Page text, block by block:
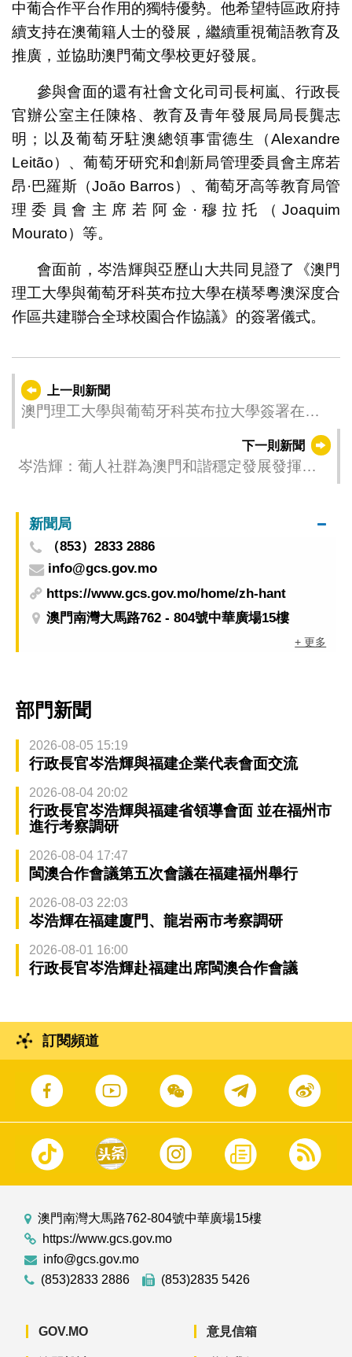
中葡合作平台作用的獨特優勢。他希望特區政府持
續支持在澳葡籍人士的發展，繼續重視葡語教育及
推廣，並協助澳門葡文學校更好發展。
參與會面的還有社會文化司司長柯嵐、行政長
官辦公室主任陳格、教育及青年發展局局長龔志
明；以及葡萄牙駐澳總領事雷德生（Alexandre
Leitão）、葡萄牙研究和創新局管理委員會主席若
昂·巴羅斯（João Barros）、葡萄牙高等教育局管
理委員會主席若阿金·穆拉托（Joaquim
Mourato）等。
會面前，岑浩輝與亞歷山大共同見證了《澳門
理工大學與葡萄牙科英布拉大學在橫琴粵澳深度合
作區共建聯合全球校園合作協議》的簽署儀式。
上一則新聞
澳門理工大學與葡萄牙科英布拉大學簽署在橫
琴粵澳深度合作區共建聯合全球校園合作協議
下一則新聞
岑浩輝：葡人社群為澳門和諧穩定發展發揮積
新聞局
（853）2833 2886
info@gcs.gov.mo
https://www.gcs.gov.mo/home/zh-hant
澳門南灣大馬路762 - 804號中華廣場15樓
+ 更多
部門新聞
2026-08-05 15:19
行政長官岑浩輝與福建企業代表會面交流
2026-08-04 20:02
行政長官岑浩輝與福建省領導會面 並在福州市
進行考察調研
2026-08-04 17:47
閩澳合作會議第五次會議在福建福州舉行
2026-08-03 22:03
岑浩輝在福建廈門、龍岩兩市考察調研
2026-08-01 16:00
行政長官岑浩輝赴福建出席閩澳合作會議
訂閱頻道
澳門南灣大馬路762-804號中華廣場15樓
https://www.gcs.gov.mo
info@gcs.gov.mo
(853)2833 2886
(853)2835 5426
GOV.MO 意見信箱